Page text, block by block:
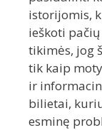
istorijomis,
ieškoti
tikimės, jog
tik kaip
ir
bilietai,
esminę